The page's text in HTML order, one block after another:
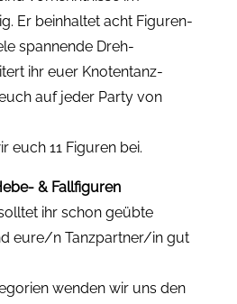
Er beinhaltet acht Figuren-
spannende Dreh-
ihr euer Knotentanz-
auf jeder Party von
euch 11 Figuren bei.
& Fallfiguren
ihr schon geübte
eure/n Tanzpartner/in gut
wenden wir uns den